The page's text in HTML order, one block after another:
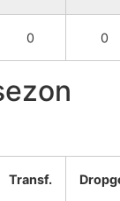
0 0
Transf.